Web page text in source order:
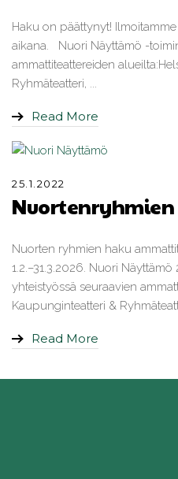
Haku on päättynyt!
aikana. Nuori Näyttämö -
ammattiteattereiden
Ryhmäteatteri, ...
Read More
25.1.2022
Nuortenryhmien
Nuorten ryhmien haku
1.2.–31.3.2026. Nuori
yhteistyössä seuraavien
Kaupunginteatteri &
Read More